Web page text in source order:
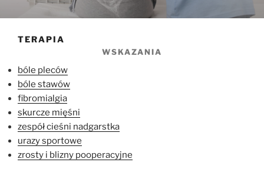
TERAPIA
WSKAZANIA
bóle pleców
bóle stawów
fibromialgia
skurcze mięśni
zespół cieśni nadgarstka
urazy sportowe
zrosty i blizny pooperacyjne